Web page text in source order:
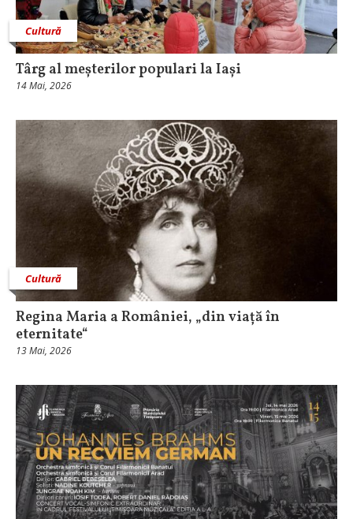
Cultură
Târg al meșterilor populari la Iași
14 Mai, 2026
Cultură
Regina Maria a României, „din viață în
eternitate“
13 Mai, 2026